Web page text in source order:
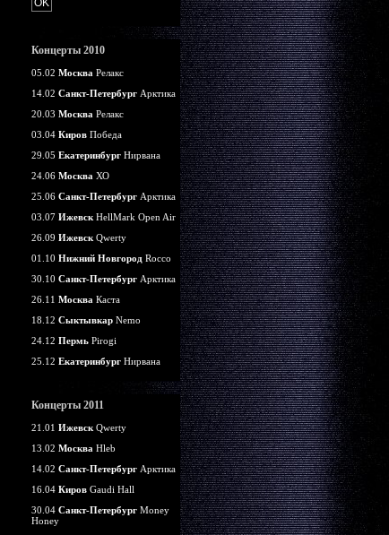
Концерты 2010
05.02 Москва Релакс
14.02 Санкт-Петербург Арктика
20.03 Москва Релакс
03.04 Киров Победа
29.05 Екатеринбург Нирвана
24.06 Москва ХО
25.06 Санкт-Петербург Арктика
03.07 Ижевск HellMark Open Air
26.09 Ижевск Qwerty
01.10 Нижний Новгород Rocco
30.10 Санкт-Петербург Арктика
26.11 Москва Каста
18.12 Сыктывкар Nemo
24.12 Пермь Pirogi
25.12 Екатеринбург Нирвана
Концерты 2011
21.01 Ижевск Qwerty
13.02 Москва Hleb
14.02 Санкт-Петербург Арктика
16.04 Киров Gaudi Hall
30.04 Санкт-Петербург Money
Honey